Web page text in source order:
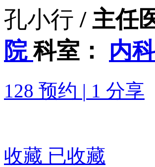
孔小行 / 主任
院科室： 内
128 预约 | 1 分享
收藏 已收藏